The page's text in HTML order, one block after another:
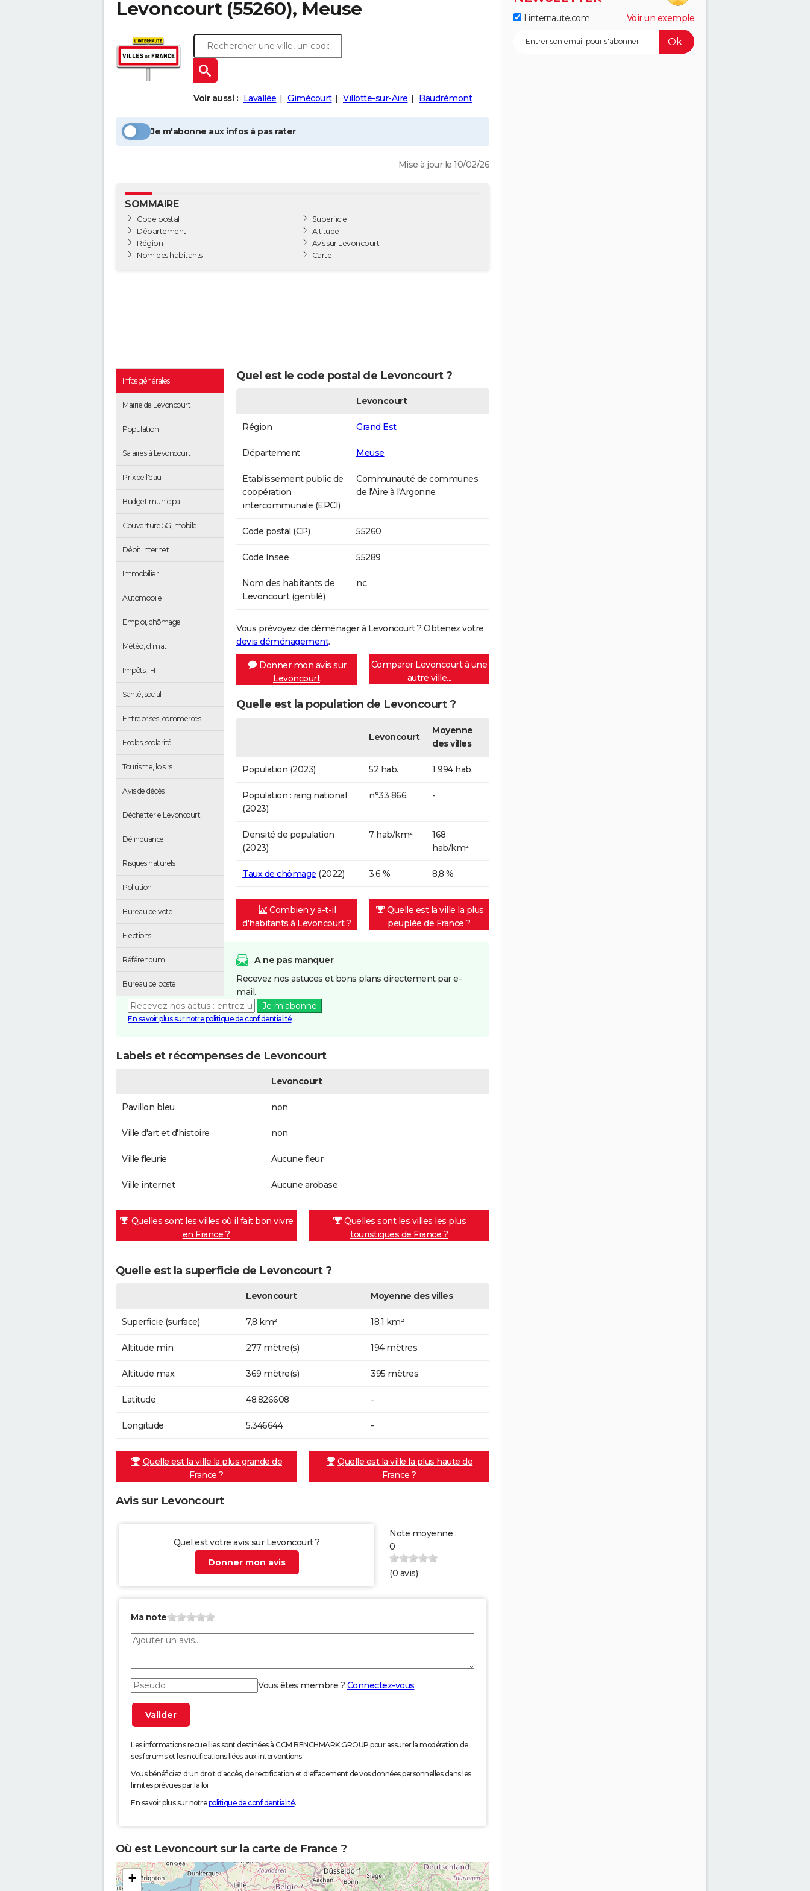
Levoncourt(55260), Meuse
Voir aussi : Lavallée Gimécourt Villotte-sur-Aire Baudrémont
Je m'abonne aux infos à pas rater
Mise à jour le 10/02/26
SOMMAIRE
Code postal
Département
Région
Nom des habitants
Superficie
Altitude
Avis sur Levoncourt
Carte
Infos générales
Mairie de Levoncourt
Population
Salaires à Levoncourt
Prix de l'eau
Budget municipal
Couverture 5G, mobile
Débit Internet
Immobilier
Automobile
Emploi, chômage
Météo, climat
Impôts, IFI
Santé, social
Entreprises, commerces
Ecoles, scolarité
Tourisme, loisirs
Avis de décès
Déchetterie Levoncourt
Délinquance
Risques naturels
Pollution
Bureau de vote
Elections
Référendum
Bureau de poste
Quel est le code postal de Levoncourt ?
Levoncourt
Région Grand Est
Département Meuse
Etablissement public de
coopération
intercommunale (EPCI)
Communauté de communes
de l'Aire à l'Argonne
Code postal (CP) 55260
Code Insee 55289
Nom des habitants de
Levoncourt (gentilé)
nc
Vous prévoyez de déménager à Levoncourt ? Obtenez votre
devis déménagement.
Donner mon avis sur
Levoncourt
Comparer Levoncourt à une
autre ville...
Quelle est la population de Levoncourt ?
Levoncourt
Moyenne
des villes
Population (2023) 52 hab. 1 994 hab.
Population : rang national
(2023)
n°33 866 -
Densité de population
(2023)
7 hab/km²
168
hab/km²
Taux de chômage (2022) 3,6 % 8,8 %
Combien y a-t-il
d'habitants à Levoncourt ?
Quelle est la ville la plus
peuplée de France ?
A ne pas manquer
Recevez nos astuces et bons plans directement par e-
mail.
Je m'abonne
En savoir plus sur notre politique de confidentialité
Labels et récompenses de Levoncourt
Levoncourt
Pavillon bleu non
Ville d'art et d'histoire non
Ville fleurie Aucune fleur
Ville internet Aucune arobase
Quelles sont les villes où il fait bon vivre
en France ?
Quelles sont les villes les plus
touristiques de France ?
Quelle est la superficie de Levoncourt ?
Levoncourt Moyenne des villes
Superficie (surface) 7,8 km² 18,1 km²
Altitude min. 277 mètre(s) 194 mètres
Altitude max. 369 mètre(s) 395 mètres
Latitude 48.826608 -
Longitude 5.346644 -
Quelle est la ville la plus grande de
France ?
Quelle est la ville la plus haute de
France ?
Avis sur Levoncourt
Quel est votre avis sur Levoncourt ?
Donner mon avis
Note moyenne :
0
(0 avis)
Ma note
Vous êtes membre ? Connectez-vous
Les informations recueillies sont destinées à CCM BENCHMARK GROUP pour assurer la modération de
ses forums et les notifications liées aux interventions.
Vous bénéficiez d'un droit d'accès, de rectification et d'effacement de vos données personnelles dans les
limites prévues par la loi.
En savoir plus sur notrepolitique de confidentialité.
Où est Levoncourt sur la carte de France ?
+
Linternaute.com Voir un exemple